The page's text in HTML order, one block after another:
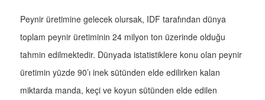
Peynir üretimine gelecek olursak, IDF tarafından dünya
toplam peynir üretiminin 24 milyon ton üzerinde olduğu
tahmin edilmektedir. Dünyada istatistiklere konu olan peynir
üretimin yüzde 90’ı inek sütünden elde edilirken kalan
miktarda manda, keçi ve koyun sütünden elde edilen